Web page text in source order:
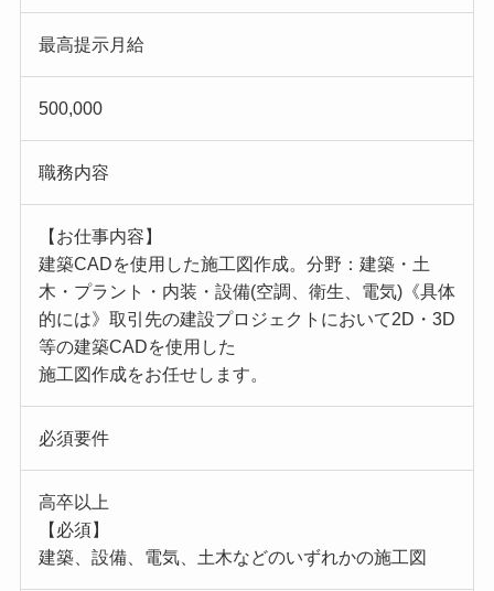
最高提示月給
500,000
職務内容
【お仕事内容】
建築CADを使用した施工図作成。分野：建築・土
木・プラント・内装・設備(空調、衛生、電気)《具体
的には》取引先の建設プロジェクトにおいて2D・3D
等の建築CADを使用した
施工図作成をお任せします。
必須要件
高卒以上
【必須】
建築、設備、電気、土木などのいずれかの施工図